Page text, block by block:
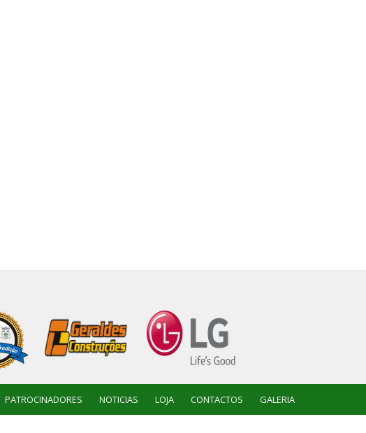
PATROCINADORES NOTICIAS LOJA CONTACTOS GALERIA